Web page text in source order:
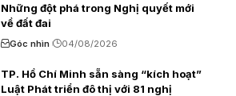
Những đột phá trong Nghị quyết mới
về đất đai
Góc nhìn 04/08/2026
TP. Hồ Chí Minh sẵn sàng “kích hoạt”
Luật Phát triển đô thị với 81 nghị